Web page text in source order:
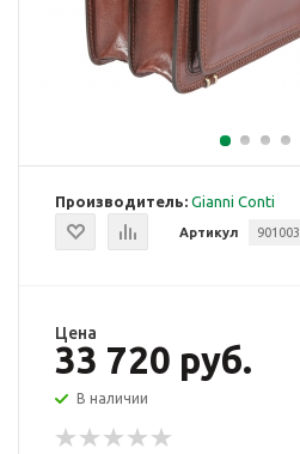
Производитель: Gianni Conti
Артикул 901003
Цена
33 720 руб.
В наличии